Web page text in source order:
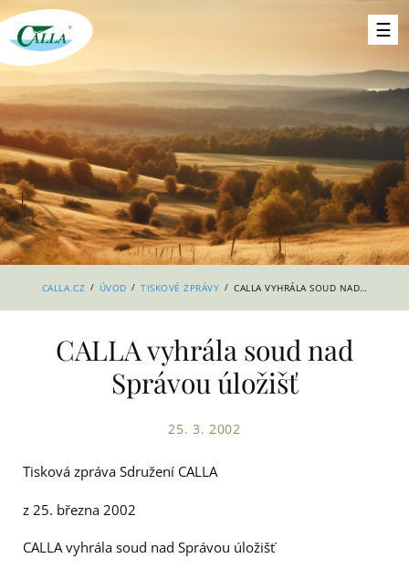
CALLA.CZ / ÚVOD / TISKOVÉ ZPRÁVY / CALLA VYHRÁLA SOUD NAD SPRÁVOU ÚLOŽIŠŤ
CALLA vyhrála soud nad
Správou úložišť
25. 3. 2002
Tisková zpráva Sdružení CALLA
z 25. března 2002
CALLA vyhrála soud nad Správou úložišť